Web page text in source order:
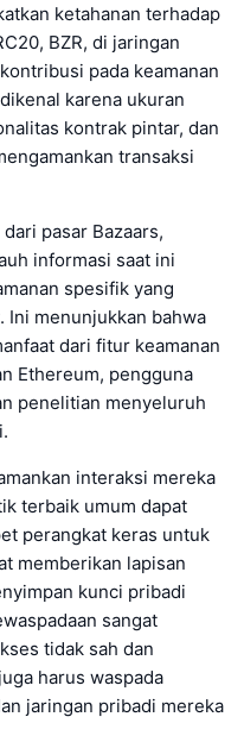
ketahanan terhadap
BZR, di jaringan
pada keamanan
karena ukuran
kontrak pintar, dan
transaksi
pasar Bazaars,
informasi saat ini
spesifik yang
menunjukkan bahwa
dari fitur keamanan
Ethereum, pengguna
penelitian menyeluruh
interaksi mereka
terbaik umum dapat
perangkat keras untuk
memberikan lapisan
kunci pribadi
sangat
tidak sah dan
harus waspada
jaringan pribadi mereka